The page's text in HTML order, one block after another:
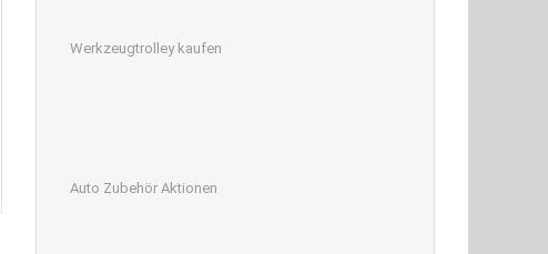
Werkzeugtrolley kaufen
Auto Zubehör Aktionen